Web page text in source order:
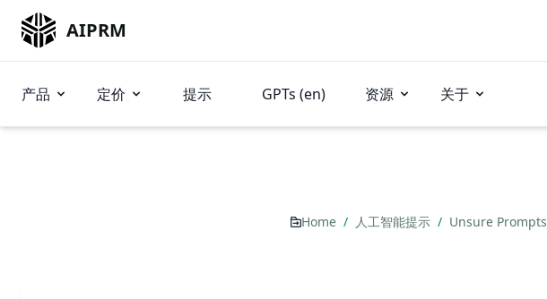
AIPRM
产品 定价 提示 GPTs (en) 资源 关于
Home / 人工智能提示 / Unsure Prompts